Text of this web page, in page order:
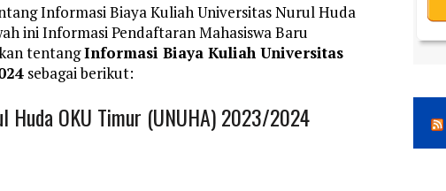
Informasi Biaya Kuliah Universitas Nurul Huda
ini Informasi Pendaftaran Mahasiswa Baru
tentangInformasi Biaya Kuliah Universitas
sebagai berikut:
Huda OKU Timur (UNUHA) 2023/2024